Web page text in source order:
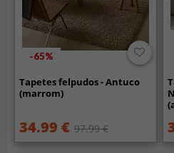
-65%
Tapetes felpudos - Antuco
(marrom)
34.99 € 97.99 €